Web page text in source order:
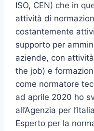
ISO, CEN) che in
attività di
costantemente
supporto per
aziende, con
the job) e
come normatore
ad aprile 2020 ho
all’Agenzia per
Esperto per la